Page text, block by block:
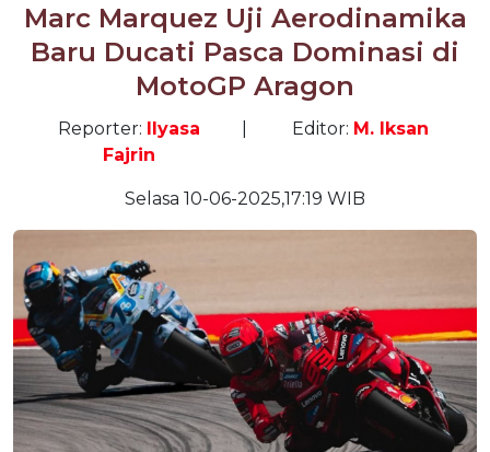
Marc Marquez Uji Aerodinamika
Baru Ducati Pasca Dominasi di
MotoGP Aragon
Reporter: Ilyasa
Fajrin
Editor: M. Iksan
Selasa 10-06-2025,17:19 WIB